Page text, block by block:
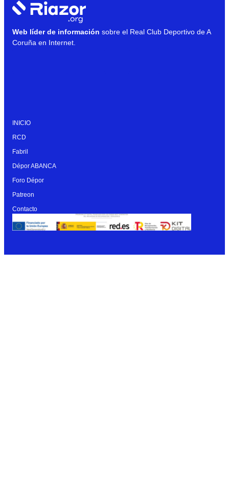
Web líder de información sobre el Real Club Deportivo de A
Coruña en Internet.
INICIO
RCD
Fabril
Dépor ABANCA
Foro Dépor
Patreon
Contacto